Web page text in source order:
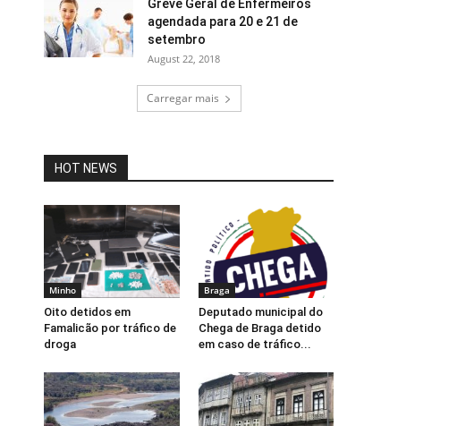
Greve Geral de Enfermeiros
agendada para 20 e 21 de
setembro
August 22, 2018
Carregar mais
HOT NEWS
Minho
Oito detidos em
Famalicão por tráfico de
droga
Braga
Deputado municipal do
Chega de Braga detido
em caso de tráfico...